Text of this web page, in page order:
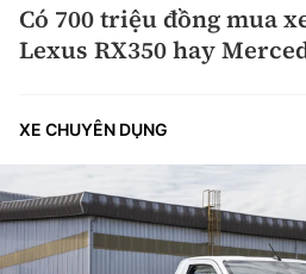
Có 700 triệu đồng mua
Lexus RX350 hay
XE CHUYÊN DỤNG